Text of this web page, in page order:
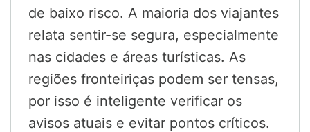
de baixo risco. A maioria dos viajantes
relata sentir-se segura, especialmente
nas cidades e áreas turísticas. As
regiões fronteiriças podem ser tensas,
por isso é inteligente verificar os
avisos atuais e evitar pontos críticos.